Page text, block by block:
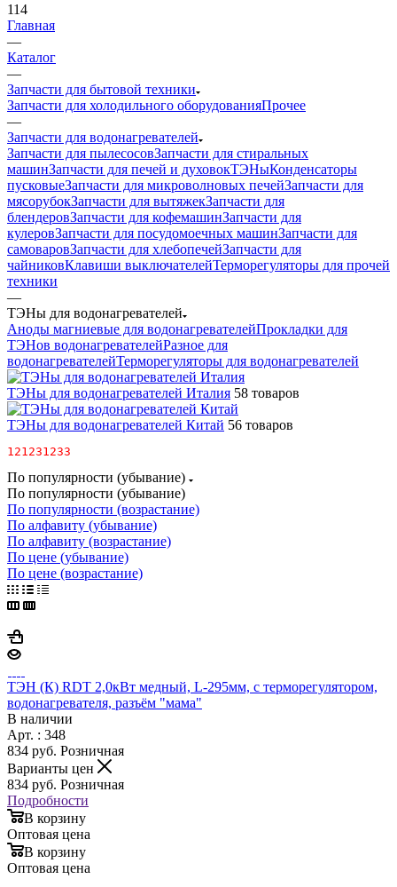
114
Главная
—
Каталог
—
Запчасти для бытовой техники
Запчасти для холодильного оборудованияПрочее
—
Запчасти для водонагревателей
Запчасти для пылесосовЗапчасти для стиральных
машинЗапчасти для печей и духовокТЭНыКонденсаторы
пусковыеЗапчасти для микроволновых печейЗапчасти для
мясорубокЗапчасти для вытяжекЗапчасти для
блендеровЗапчасти для кофемашинЗапчасти для
кулеровЗапчасти для посудомоечных машинЗапчасти для
самоваровЗапчасти для хлебопечейЗапчасти для
чайниковКлавиши выключателейТерморегуляторы для прочей
техники
—
ТЭНы для водонагревателей
Аноды магниевые для водонагревателейПрокладки для
ТЭНов водонагревателейРазное для
водонагревателейТерморегуляторы для водонагревателей
ТЭНы для водонагревателей Италия 58 товаров
ТЭНы для водонагревателей Китай 56 товаров
121231233
По популярности (убывание)
По популярности (убывание)
По популярности (возрастание)
По алфавиту (убывание)
По алфавиту (возрастание)
По цене (убывание)
По цене (возрастание)
ТЭН (К) RDT 2,0кВт медный, L-295мм, с терморегулятором,
водонагревателя, разъём "мама"
В наличии
Арт. : 348
834 руб. Розничная
Варианты цен
834 руб. Розничная
Подробности
В корзину
Оптовая цена
В корзину
Оптовая цена